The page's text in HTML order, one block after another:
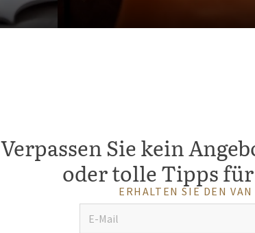
Verpassen Sie kein
oder tolle Tipps
ERHALTEN SIE DEN